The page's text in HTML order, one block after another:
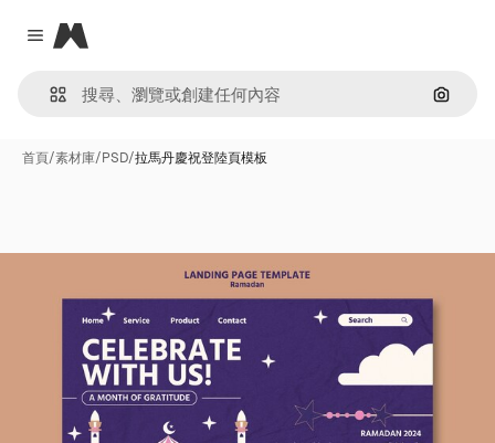
Close menu
Magnific
通過圖
首頁/素材庫/PSD/拉馬丹慶祝登陸頁模板